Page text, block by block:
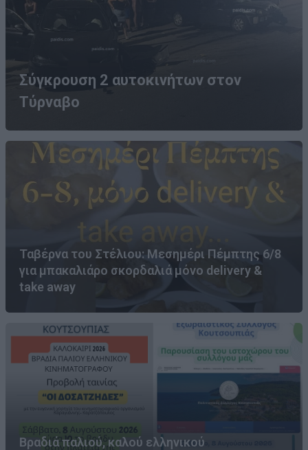
Σύγκρουση 2 αυτοκινήτων στον
Τύρναβο
Ταβέρνα του Στέλιου: Μεσημέρι Πέμπτης 6/8
για μπακαλιάρο σκορδαλιά μόνο delivery &
take away
Βραδιά παλιού, καλού ελληνικού